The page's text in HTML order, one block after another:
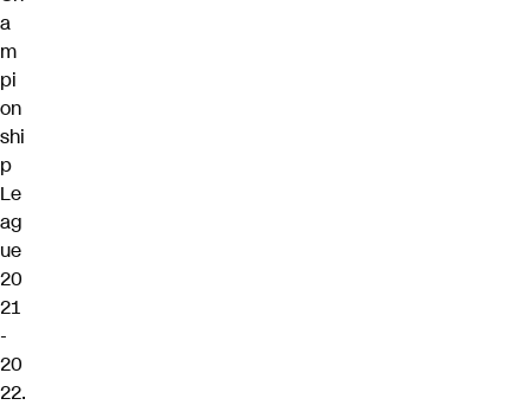
a
m
pi
on
shi
p
Le
ag
ue
20
21
-
20
22.